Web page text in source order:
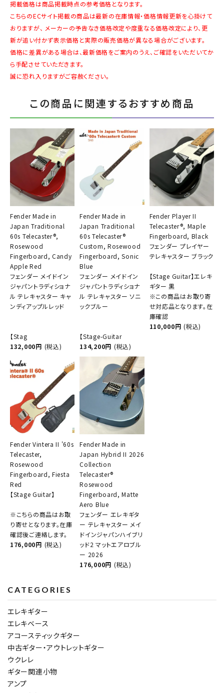
掲載価格は商品掲載時点の参考価格となります。
こちらのECサイト掲載の商品は最新の在庫情報・価格情報更新を心掛けて
おりますが、 メーカーの予告なき価格改定や度重なる価格改定により、更
新が追い付かず表示価格と実際の販売価格が異なる場合がございます。
価格に差異がある場合は、最新価格をご案内のうえ、ご確認をいただいてか
ら手配させていただきます。
誠に恐れ入りますがご容赦ください。
この商品に関連するおすすめ商品
Fender Made in
Japan Traditional
60s Telecaster®,
Rosewood
Fingerboard, Candy
Apple Red
フェンダー メイドイン
ジャパントラディショナ
ル テレキャスター キャ
ンディアップルレッド
【Stag
132,000円 (税込)
Fender Made in
Japan Traditional
60s Telecaster®
Custom, Rosewood
Fingerboard, Sonic
Blue
フェンダー メイドイン
ジャパントラディショナ
ル テレキャスター ソニ
ックブルー
【Stage-Guitar
134,200円 (税込)
Fender Player II
Telecaster®, Maple
Fingerboard, Black
フェンダー プレイヤー
テレキャスター ブラック
【Stage Guitar】エレキ
ギター 黒
※この商品はお取り寄
せ対応品となります。在
庫確認
110,000円 (税込)
Fender Vintera II '60s
Telecaster,
Rosewood
Fingerboard, Fiesta
Red
【Stage Guitar】
※こちらの商品はお取
り寄せとなります。在庫
確認後ご連絡します。
176,000円 (税込)
Fender Made in
Japan Hybrid II 2026
Collection
Telecaster®
Rosewood
Fingerboard, Matte
Aero Blue
フェンダー エレキギタ
ー テレキャスター メイ
ドインジャパンハイブリ
ッド2 マットエアロブル
ー 2026
176,000円 (税込)
CATEGORIES
エレキギター
エレキベース
アコースティックギター
中古ギター・アウトレットギター
ウクレレ
ギター関連小物
アンプ